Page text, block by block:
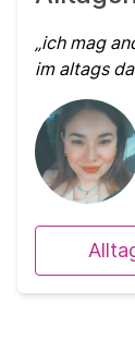
ich mag
im altags